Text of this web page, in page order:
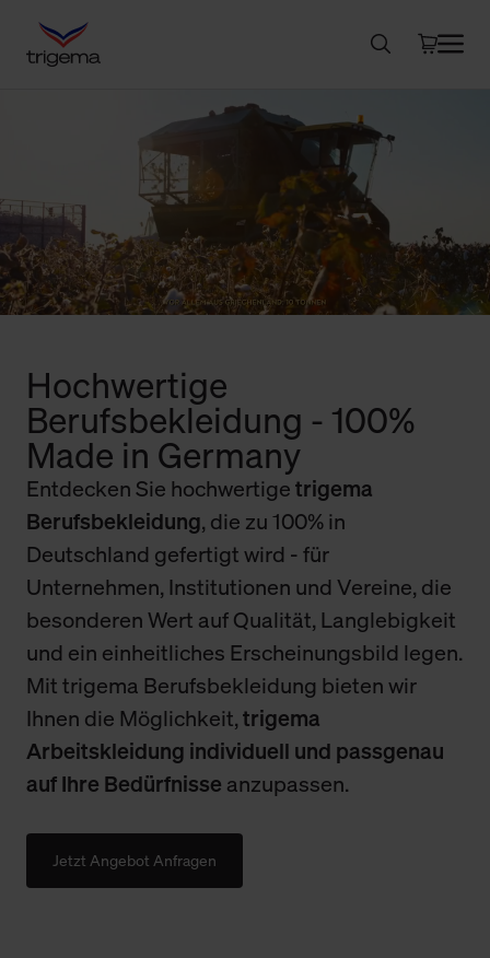
Hochwertige
Berufsbekleidung - 100%
Made in Germany
Entdecken Sie hochwertigetrigema
Berufsbekleidung, die zu 100% in
Deutschland gefertigt wird - für
Unternehmen, Institutionen und Vereine, die
besonderen Wert auf Qualität, Langlebigkeit
und ein einheitliches Erscheinungsbild legen.
Mit trigema Berufsbekleidung bieten wir
Ihnen die Möglichkeit,trigema
Arbeitskleidung individuell und passgenau
auf Ihre Bedürfnisse anzupassen.
Jetzt Angebot Anfragen